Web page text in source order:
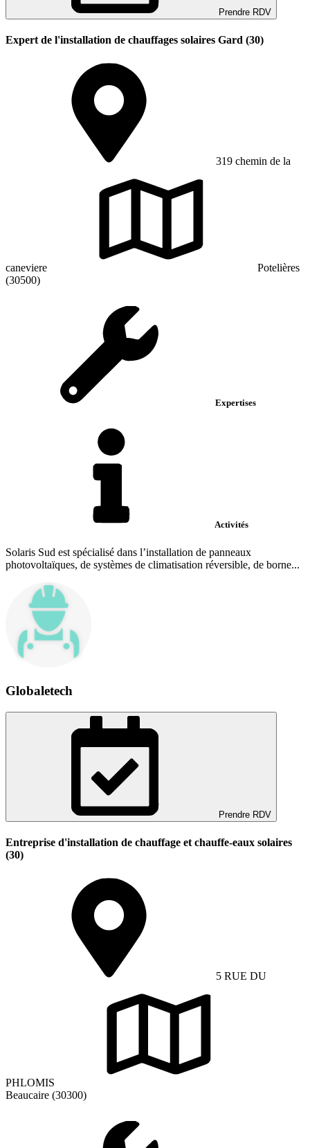
Prendre RDV
Expert de l'installation de chauffages solaires Gard (30)
319 chemin de la
caneviere
Potelières
(30500)
Expertises
Activités
Solaris Sud est spécialisé dans l’installation de panneaux
photovoltaïques, de systèmes de climatisation réversible, de borne...
Globaletech
Prendre RDV
Entreprise d'installation de chauffage et chauffe-eaux solaires
(30)
5 RUE DU
PHLOMIS
Beaucaire (30300)